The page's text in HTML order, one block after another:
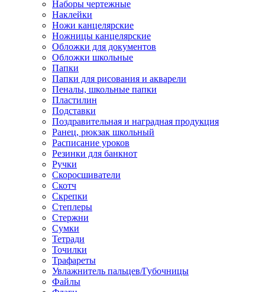
Наборы чертежные
Наклейки
Ножи канцелярские
Ножницы канцелярские
Обложки для документов
Обложки школьные
Папки
Папки для рисования и акварели
Пеналы, школьные папки
Пластилин
Подставки
Поздравительная и наградная продукция
Ранец, рюкзак школьный
Расписание уроков
Резинки для банкнот
Ручки
Скоросшиватели
Скотч
Скрепки
Степлеры
Стержни
Сумки
Тетради
Точилки
Трафареты
Увлажнитель пальцев/Губочницы
Файлы